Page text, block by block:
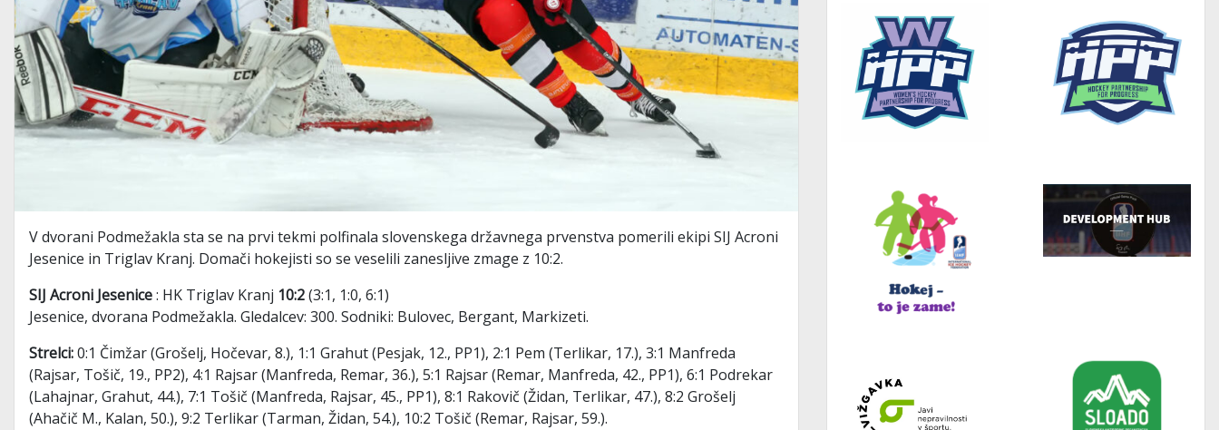
V dvorani Podmežakla sta se na prvi tekmi polfinala slovenskega državnega prvenstva pomerili ekipi SIJ Acroni
Jesenice in Triglav Kranj. Domači hokejisti so se veselili zanesljive zmage z 10:2.
SIJ Acroni Jesenice: HK Triglav Kranj 10:2(3:1, 1:0, 6:1)
Jesenice, dvorana Podmežakla. Gledalcev: 300. Sodniki: Bulovec, Bergant, Markizeti.
Strelci:0:1 Čimžar (Grošelj, Hočevar, 8.), 1:1 Grahut (Pesjak, 12., PP1), 2:1 Pem (Terlikar, 17.), 3:1 Manfreda
(Rajsar, Tošič, 19., PP2), 4:1 Rajsar (Manfreda, Remar, 36.), 5:1 Rajsar (Remar, Manfreda, 42., PP1), 6:1 Podrekar
(Lahajnar, Grahut, 44.), 7:1 Tošič (Manfreda, Rajsar, 45., PP1), 8:1 Rakovič (Židan, Terlikar, 47.), 8:2 Grošelj
(Ahačič M., Kalan, 50.), 9:2 Terlikar (Tarman, Židan, 54.), 10:2 Tošič (Remar, Rajsar, 59.).